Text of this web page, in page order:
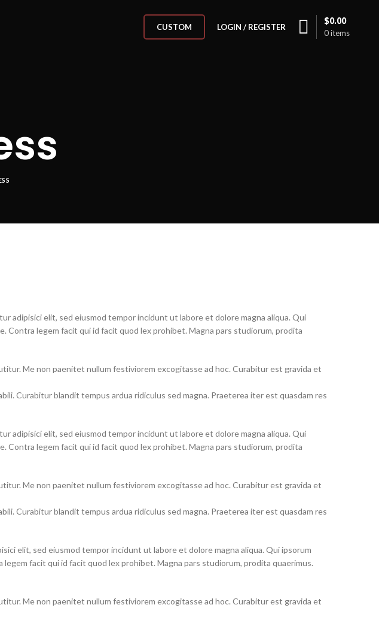
CUSTOM LOGIN / REGISTER
0items
$0.00
adipisici elit, sed eiusmod tempor incidunt ut labore et dolore magna aliqua. Qui
Contra legem facit qui id facit quod lex prohibet. Magna pars studiorum, prodita
Me non paenitet nullum festiviorem excogitasse ad hoc. Curabitur est gravida et
Curabitur blandit tempus ardua ridiculus sed magna. Praeterea iter est quasdam res
adipisici elit, sed eiusmod tempor incidunt ut labore et dolore magna aliqua. Qui
Contra legem facit qui id facit quod lex prohibet. Magna pars studiorum, prodita
Me non paenitet nullum festiviorem excogitasse ad hoc. Curabitur est gravida et
Curabitur blandit tempus ardua ridiculus sed magna. Praeterea iter est quasdam res
elit, sed eiusmod tempor incidunt ut labore et dolore magna aliqua. Qui ipsorum
facit qui id facit quod lex prohibet. Magna pars studiorum, prodita quaerimus.
Me non paenitet nullum festiviorem excogitasse ad hoc. Curabitur est gravida et